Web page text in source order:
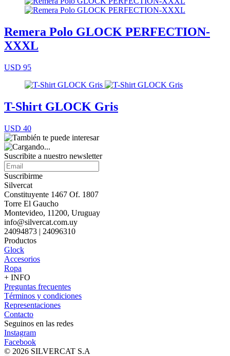
Remera Polo GLOCK PERFECTION-
XXXL
USD 95
T-Shirt GLOCK Gris
USD 40
Suscribite a nuestro newsletter
Suscribirme
Silvercat
Constituyente 1467 Of. 1807
Torre El Gaucho
Montevideo, 11200, Uruguay
info@silvercat.com.uy
24094873 | 24096310
Productos
Glock
Accesorios
Ropa
+ INFO
Preguntas frecuentes
Términos y condiciones
Representaciones
Contacto
Seguinos en las redes
Instagram
Facebook
© 2026 SILVERCAT S.A